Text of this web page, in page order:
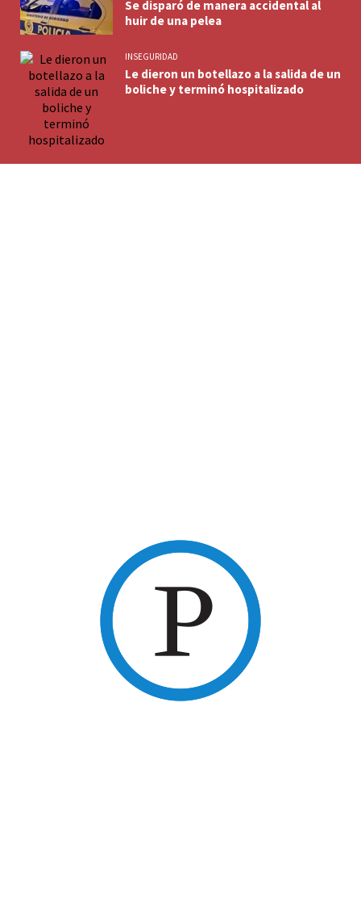
Se disparó de manera accidental al
huir de una pelea
INSEGURIDAD
Le dieron un botellazo a la salida de un
boliche y terminó hospitalizado